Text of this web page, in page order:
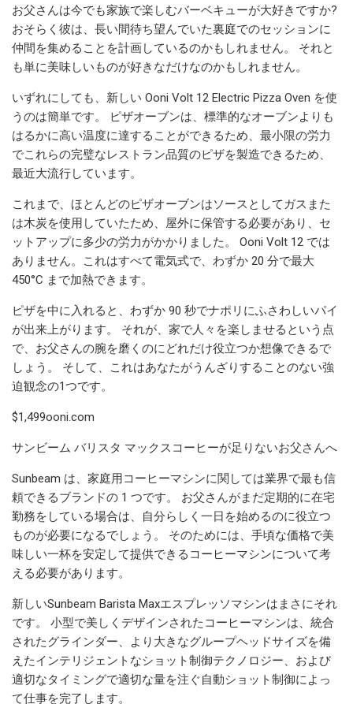
お父さんは今でも家族で楽しむバーベキューが大好きですか?
おそらく彼は、長い間待ち望んでいた裏庭でのセッションに
仲間を集めることを計画しているのかもしれません。 それと
も単に美味しいものが好きなだけなのかもしれません。
いずれにしても、新しい Ooni Volt 12 Electric Pizza Oven を使
うのは簡単です。 ピザオーブンは、標準的なオーブンよりも
はるかに高い温度に達することができるため、最小限の労力
でこれらの完璧なレストラン品質のピザを製造できるため、
最近大流行しています。
これまで、ほとんどのピザオーブンはソースとしてガスまた
は木炭を使用していたため、屋外に保管する必要があり、セ
ットアップに多少の労力がかかりました。 Ooni Volt 12 では
ありません。これはすべて電気式で、わずか 20 分で最大
450°C まで加熱できます。
ピザを中に入れると、わずか 90 秒でナポリにふさわしいパイ
が出来上がります。 それが、家で人々を楽しませるという点
で、お父さんの腕を磨くのにどれだけ役立つか想像できるで
しょう。 そして、これはあなたがうんざりすることのない強
迫観念の1つです。
$1,499ooni.com
サンビーム バリスタ マックスコーヒーが足りないお父さんへ
Sunbeam は、家庭用コーヒーマシンに関しては業界で最も信
頼できるブランドの 1 つです。 お父さんがまだ定期的に在宅
勤務をしている場合は、自分らしく一日を始めるのに役立つ
ものが必要になるでしょう。 そのためには、手頃な価格で美
味しい一杯を安定して提供できるコーヒーマシンについて考
える必要があります。
新しいSunbeam Barista Maxエスプレッソマシンはまさにそれ
です。 小型で美しくデザインされたコーヒーマシンは、統合
されたグラインダー、より大きなグループヘッドサイズを備
えたインテリジェントなショット制御テクノロジー、および
適切なタイミングで適切な量を注ぐ自動ショット制御によっ
て仕事を完了します。